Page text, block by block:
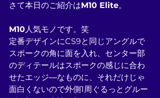
さて本日のご紹介はM10 Elite。
M10人気モノです。笑
定番デザインにCS9と同じアングルで
スポークの角に面を入れ、センター部
のディテールはスポークの感じに合わ
せたエッジ―なものに、それだけじゃ
面白くないので外側1周ぐるっとグルー